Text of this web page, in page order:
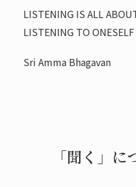
LISTENING IS ALL
LISTENING TO ONESELF
Sri Amma Bhagavan
「聞く」